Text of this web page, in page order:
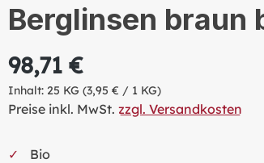
Berglinsen braun
98,71 €
Inhalt: 25 KG (3,95 € / 1 KG)
Preise inkl. MwSt. zzgl. Versandkosten
Bio